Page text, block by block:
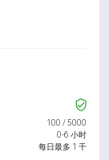
100 /5000
0-6 小时
每日最多 1 千